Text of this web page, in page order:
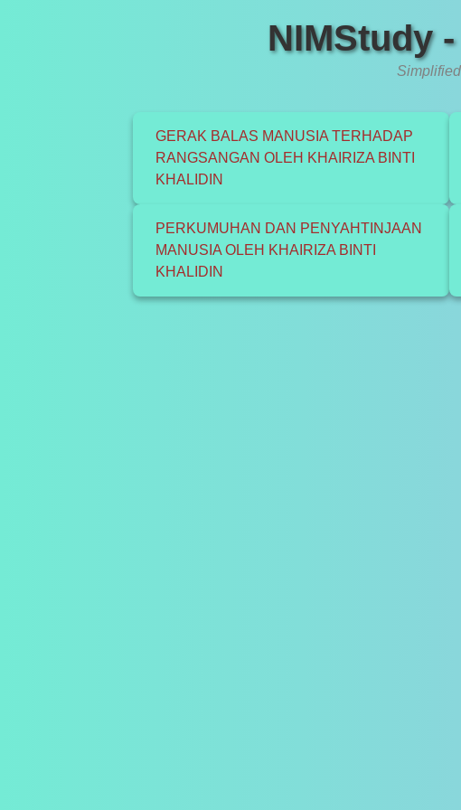
NIMStudy
GERAK BALAS MANUSIA TERHADAP
RANGSANGAN OLEH KHAIRIZA BINTI
KHALIDIN
PERKUMUHAN DAN PENYAHTINJAAN
MANUSIA OLEH KHAIRIZA BINTI
KHALIDIN